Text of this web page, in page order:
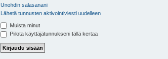
Unohdin salasanani
Lähetä tunnusten aktivointiviesti uudelleen
Muista minut
Piilota käyttäjätunnukseni tällä kertaa